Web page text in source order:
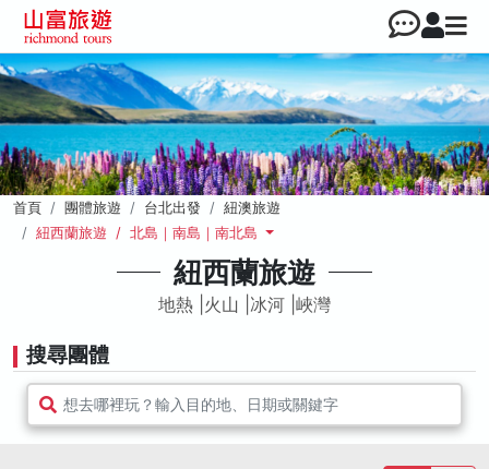
首頁 團體旅遊 台北出發
紐澳旅遊
紐西蘭旅遊 / 北島｜南島｜南北島
紐西蘭旅遊
地熱 |火山 |冰河 |峽灣
搜尋團體
想去哪裡玩？輸入目的地、日期或關鍵字